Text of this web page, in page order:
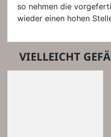
so nehmen die
wieder einen hohen
VIELLEICHT